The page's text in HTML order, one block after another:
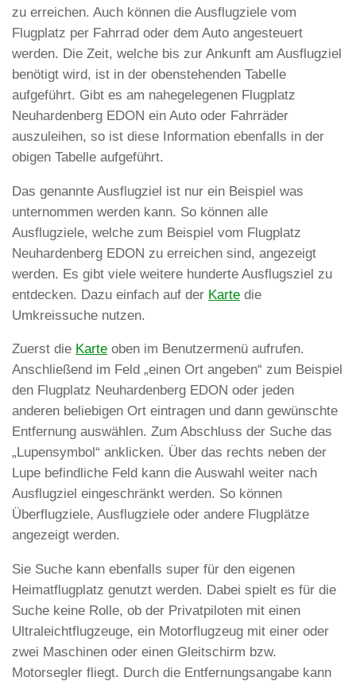
zu erreichen. Auch können die Ausflugziele vom
Flugplatz per Fahrrad oder dem Auto angesteuert
werden. Die Zeit, welche bis zur Ankunft am Ausflugziel
benötigt wird, ist in der obenstehenden Tabelle
aufgeführt. Gibt es am nahegelegenen Flugplatz
Neuhardenberg EDON ein Auto oder Fahrräder
auszuleihen, so ist diese Information ebenfalls in der
obigen Tabelle aufgeführt.
Das genannte Ausflugziel ist nur ein Beispiel was
unternommen werden kann. So können alle
Ausflugziele, welche zum Beispiel vom Flugplatz
Neuhardenberg EDON zu erreichen sind, angezeigt
werden. Es gibt viele weitere hunderte Ausflugsziel zu
entdecken. Dazu einfach auf der Karte die
Umkreissuche nutzen.
Zuerst die Karte oben im Benutzermenü aufrufen.
Anschließend im Feld „einen Ort angeben“ zum Beispiel
den Flugplatz Neuhardenberg EDON oder jeden
anderen beliebigen Ort eintragen und dann gewünschte
Entfernung auswählen. Zum Abschluss der Suche das
„Lupensymbol“ anklicken. Über das rechts neben der
Lupe befindliche Feld kann die Auswahl weiter nach
Ausflugziel eingeschränkt werden. So können
Überflugziele, Ausflugziele oder andere Flugplätze
angezeigt werden.
Sie Suche kann ebenfalls super für den eigenen
Heimatflugplatz genutzt werden. Dabei spielt es für die
Suche keine Rolle, ob der Privatpiloten mit einen
Ultraleichtflugzeuge, ein Motorflugzeug mit einer oder
zwei Maschinen oder einen Gleitschirm bzw.
Motorsegler fliegt. Durch die Entfernungsangabe kann